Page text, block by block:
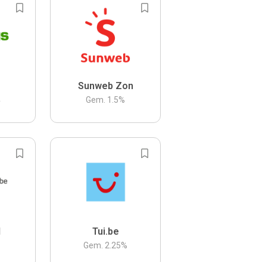
Sunweb Zon
Gem. 1.5%
Tui.be
Gem. 2.25%